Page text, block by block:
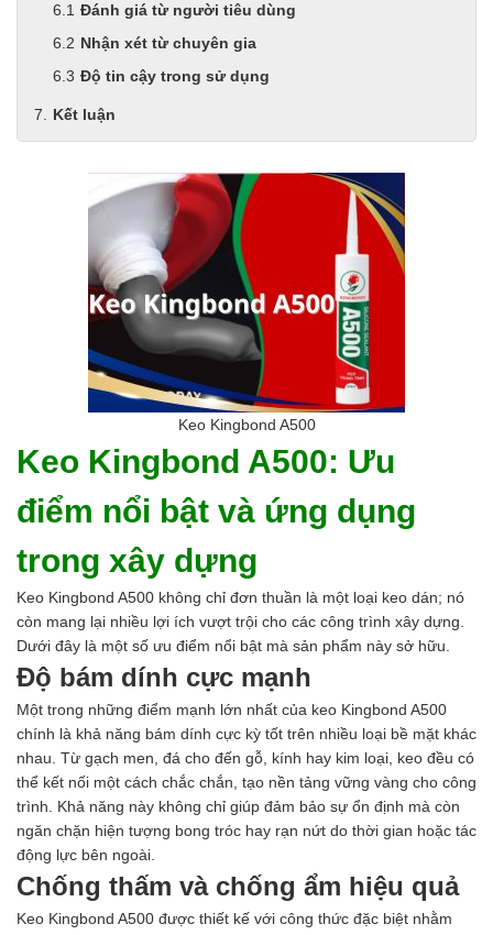
Đánh giá từ người tiêu dùng
Nhận xét từ chuyên gia
Độ tin cậy trong sử dụng
Kết luận
Keo Kingbond A500
Keo Kingbond A500: Ưu
điểm nổi bật và ứng dụng
trong xây dựng
Keo Kingbond A500 không chỉ đơn thuần là một loại keo dán; nó
còn mang lại nhiều lợi ích vượt trội cho các công trình xây dựng.
Dưới đây là một số ưu điểm nổi bật mà sản phẩm này sở hữu.
Độ bám dính cực mạnh
Một trong những điểm mạnh lớn nhất của keo Kingbond A500
chính là khả năng bám dính cực kỳ tốt trên nhiều loại bề mặt khác
nhau. Từ gạch men, đá cho đến gỗ, kính hay kim loại, keo đều có
thể kết nối một cách chắc chắn, tạo nền tảng vững vàng cho công
trình. Khả năng này không chỉ giúp đảm bảo sự ổn định mà còn
ngăn chặn hiện tượng bong tróc hay rạn nứt do thời gian hoặc tác
động lực bên ngoài.
Chống thấm và chống ẩm hiệu quả
Keo Kingbond A500 được thiết kế với công thức đặc biệt nhằm